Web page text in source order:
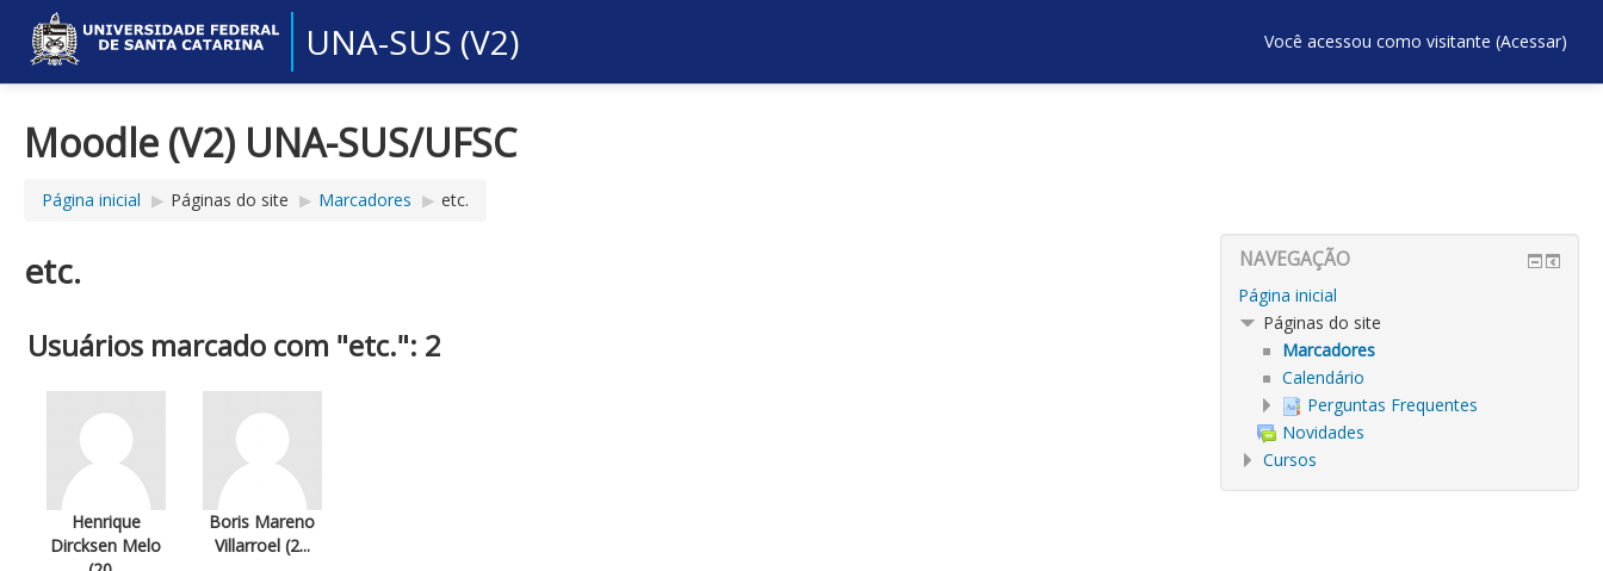
UNA-SUS (V2) Você acessou como visitante (Acessar)
Moodle (V2) UNA-SUS/UFSC
Página inicial ▶︎ Páginas do site ▶︎ Marcadores ▶︎ etc.
etc.
Usuários marcado com "etc.": 2
Henrique
Dircksen Melo
Boris Mareno
Villarroel (2...
NAVEGAÇÃO
Página inicial
Páginas do site
Marcadores
Calendário
Perguntas Frequentes
Novidades
Cursos